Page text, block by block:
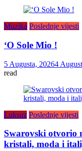
Muzika Poslednje vijesti
‘O Sole Mio !
5 Augusta, 20264
read
Luksuz Poslednje vijesti
Swarovski
kristali, moda i